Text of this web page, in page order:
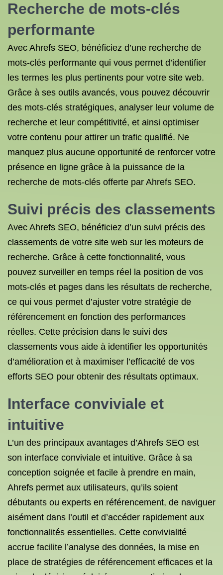
Recherche de mots-clés
performante
Avec Ahrefs SEO, bénéficiez d’une recherche de
mots-clés performante qui vous permet d’identifier
les termes les plus pertinents pour votre site web.
Grâce à ses outils avancés, vous pouvez découvrir
des mots-clés stratégiques, analyser leur volume de
recherche et leur compétitivité, et ainsi optimiser
votre contenu pour attirer un trafic qualifié. Ne
manquez plus aucune opportunité de renforcer votre
présence en ligne grâce à la puissance de la
recherche de mots-clés offerte par Ahrefs SEO.
Suivi précis des classements
Avec Ahrefs SEO, bénéficiez d’un suivi précis des
classements de votre site web sur les moteurs de
recherche. Grâce à cette fonctionnalité, vous
pouvez surveiller en temps réel la position de vos
mots-clés et pages dans les résultats de recherche,
ce qui vous permet d’ajuster votre stratégie de
référencement en fonction des performances
réelles. Cette précision dans le suivi des
classements vous aide à identifier les opportunités
d’amélioration et à maximiser l’efficacité de vos
efforts SEO pour obtenir des résultats optimaux.
Interface conviviale et
intuitive
L’un des principaux avantages d’Ahrefs SEO est
son interface conviviale et intuitive. Grâce à sa
conception soignée et facile à prendre en main,
Ahrefs permet aux utilisateurs, qu’ils soient
débutants ou experts en référencement, de naviguer
aisément dans l’outil et d’accéder rapidement aux
fonctionnalités essentielles. Cette convivialité
accrue facilite l’analyse des données, la mise en
place de stratégies de référencement efficaces et la